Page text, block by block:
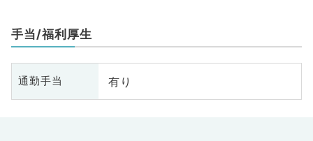
手当/福利厚生
通勤手当 有り